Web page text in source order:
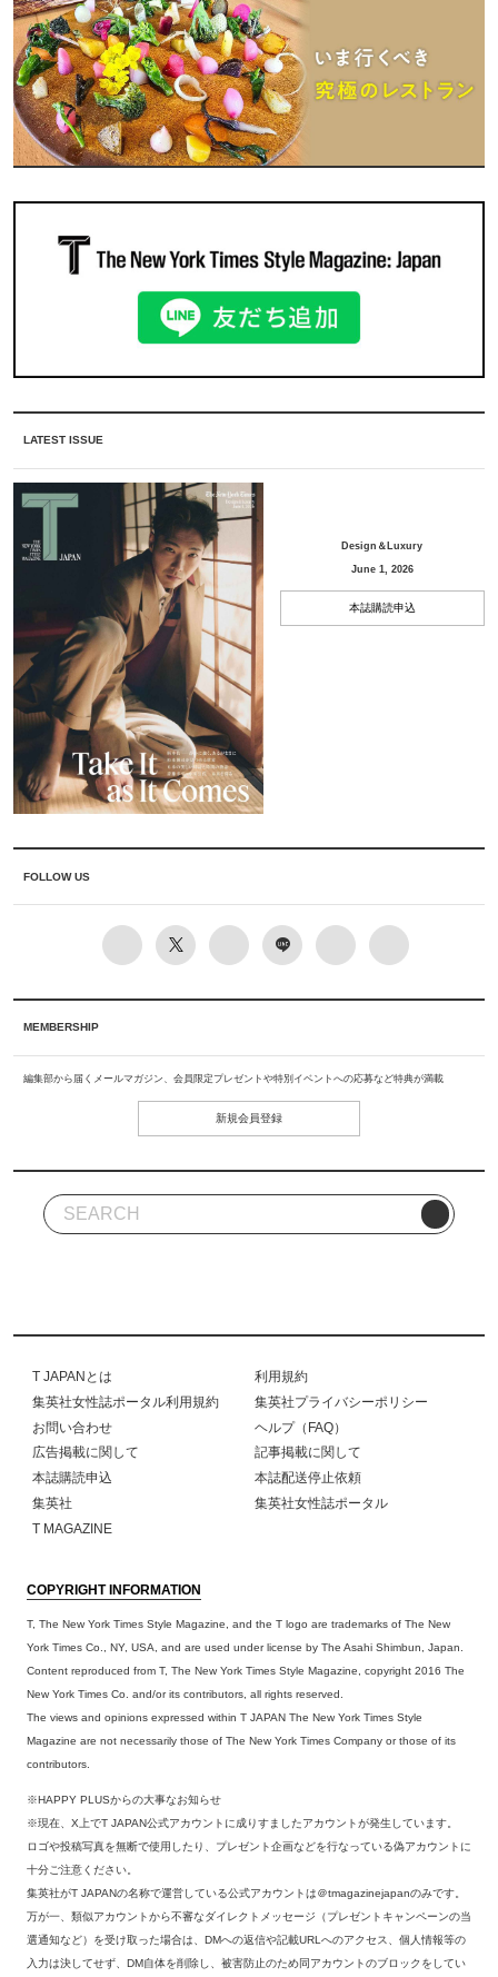
LATEST ISSUE
Design＆Luxury
June 1, 2026
本誌購読申込
FOLLOW US
MEMBERSHIP
編集部から届くメールマガジン、会員限定プレゼントや特別イベントへの応募など特典が満載
新規会員登録
T JAPANとは
利用規約
集英社女性誌ポータル利用規約
集英社プライバシーポリシー
お問い合わせ
ヘルプ（FAQ）
広告掲載に関して
記事掲載に関して
本誌購読申込
本誌配送停止依頼
集英社
集英社女性誌ポータル
T MAGAZINE
COPYRIGHT INFORMATION
T, The New York Times Style Magazine, and the T logo are trademarks of The New
York Times Co., NY, USA, and are used under license by The Asahi Shimbun, Japan.
Content reproduced from T, The New York Times Style Magazine, copyright 2016 The
New York Times Co. and/or its contributors, all rights reserved.
The views and opinions expressed within T JAPAN The New York Times Style
Magazine are not necessarily those of The New York Times Company or those of its
contributors.
※HAPPY PLUSからの大事なお知らせ
※現在、X上でT JAPAN公式アカウントに成りすましたアカウントが発生しています。
ロゴや投稿写真を無断で使用したり、プレゼント企画などを行なっている偽アカウントに
十分ご注意ください。
集英社がT JAPANの名称で運営している公式アカウントは＠tmagazinejapanのみです。
万が一、類似アカウントから不審なダイレクトメッセージ（プレゼントキャンペーンの当
選通知など）を受け取った場合は、DMへの返信や記載URLへのアクセス、個人情報等の
入力は決してせず、DM自体を削除し、被害防止のため同アカウントのブロックをしてい